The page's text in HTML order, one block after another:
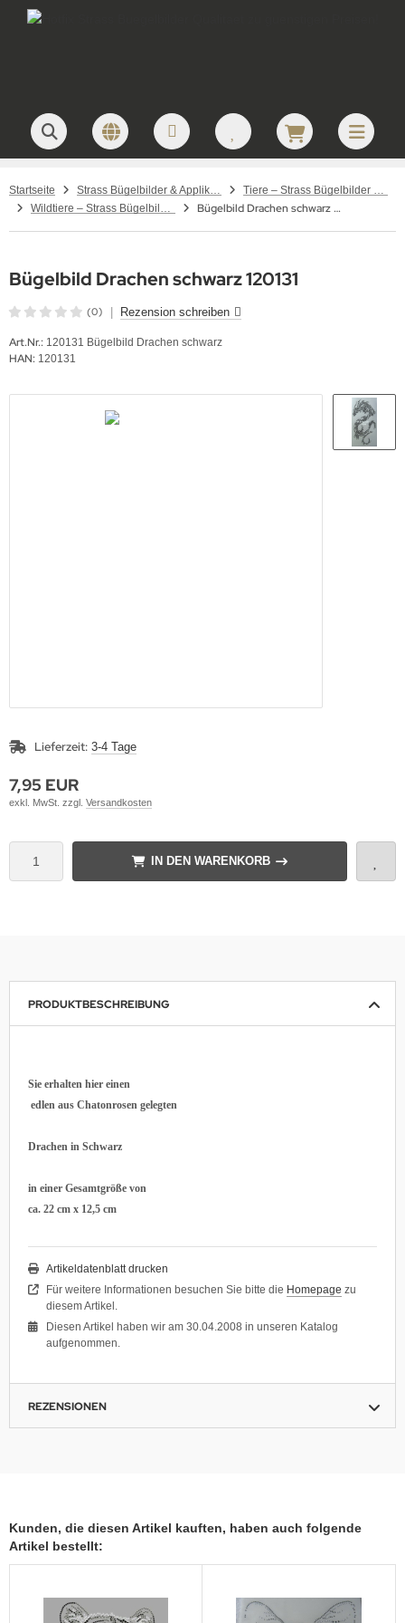
Startseite Strass Bügelbilder & Applikationen zum Aufbügeln
Tiere – Strass Bügelbilder & Motive
Wildtiere – Strass Bügelbilder & Motive
Bügelbild Drachen schwarz 120131
Bügelbild Drachen schwarz 120131
(0) Rezension schreiben
Art.Nr.: 120131 Bügelbild Drachen schwarz
HAN: 120131
Lieferzeit: 3-4 Tage
7,95 EUR
exkl. MwSt. zzgl. Versandkosten
IN DEN WARENKORB
PRODUKTBESCHREIBUNG
Sie erhalten hier einen
edlen aus Chatonrosen gelegten
Drachen in Schwarz
in einer Gesamtgröße von
ca. 22 cm x 12,5 cm
Artikeldatenblatt drucken
Für weitere Informationen besuchen Sie bitte die Homepage zu
diesem Artikel.
Diesen Artikel haben wir am 30.04.2008 in unseren Katalog
aufgenommen.
REZENSIONEN
Kunden, die diesen Artikel kauften, haben auch folgende
Artikel bestellt: